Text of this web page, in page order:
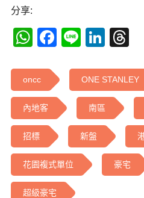
分享:
WhatsApp
Facebook
Line
oncc ONE STANLEY
內地客 南區
招標 新盤
花園複式單位 豪宅
超級豪宅